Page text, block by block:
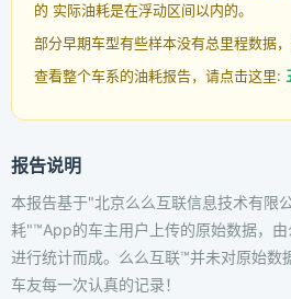
的 实际油耗是在浮动区间以内的。
部分早期车型有些样本没有总里程数据，
查看整个车系的油耗报告，请点击这里:
报告说明
本报告基于"北京么么互联信息技术有限
耗"™App的车主用户上传的原始数据，
进行统计而成。么么互联™并未对原始数
车友每一次认真的记录！